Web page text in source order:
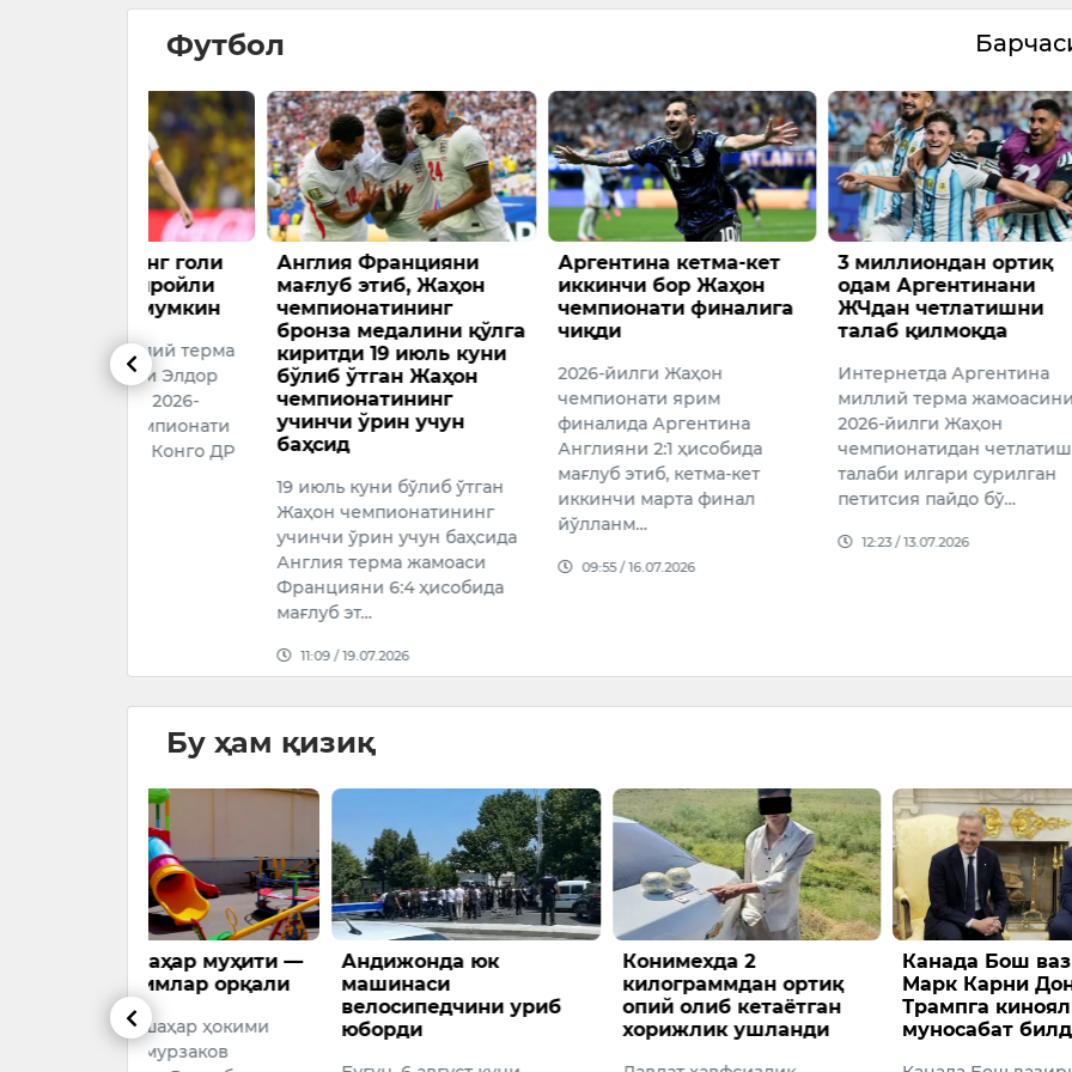
Футбол
терма
Англия Францияни
мағлуб этиб, Жаҳон
чемпионатининг
бронза медалини қўлга
киритди 19 июль куни
бўлиб ўтган Жаҳон
чемпионатининг
учинчи ўрин учун
баҳсид
19 июль куни бўлиб ўтган
Жаҳон чемпионатининг
учинчи ўрин учун баҳсида
Англия терма жамоаси
Францияни 6:4 ҳисобида
11:09 / 19.07.2026
Аргентина кетма-кет
иккинчи бор Жаҳон
чемпионати финалига
чиқди
2026-йилги Жаҳон
чемпионати ярим
финалида Аргентина
Англияни 2:1 ҳисобида
мағлуб этиб, кетма-кет
иккинчи марта финал
йўлланм…
09:55 / 16.07.2026
3 миллиондан ортиқ
одам Аргентинани
ЖЧдан четлатишни
талаб қилмоқда
Интернетда Аргентина
миллий терма жамоасини
2026-йилги Жаҳон
чемпионатидан четлатиш
талаби илгари сурилган
петитсия пайдо бў…
12:23 / 13.07.2026
“Opta”
йилги
учун
Бу ҳам қизиқ
Андижонда юк
машинаси
велосипедчини уриб
юборди
Конимехда 2
килограммдан ортиқ
опий олиб кетаётган
хорижлик ушланди
Канада Бош вазири
Марк Карни Доналд
Трампга кинояли
муносабат билдирди